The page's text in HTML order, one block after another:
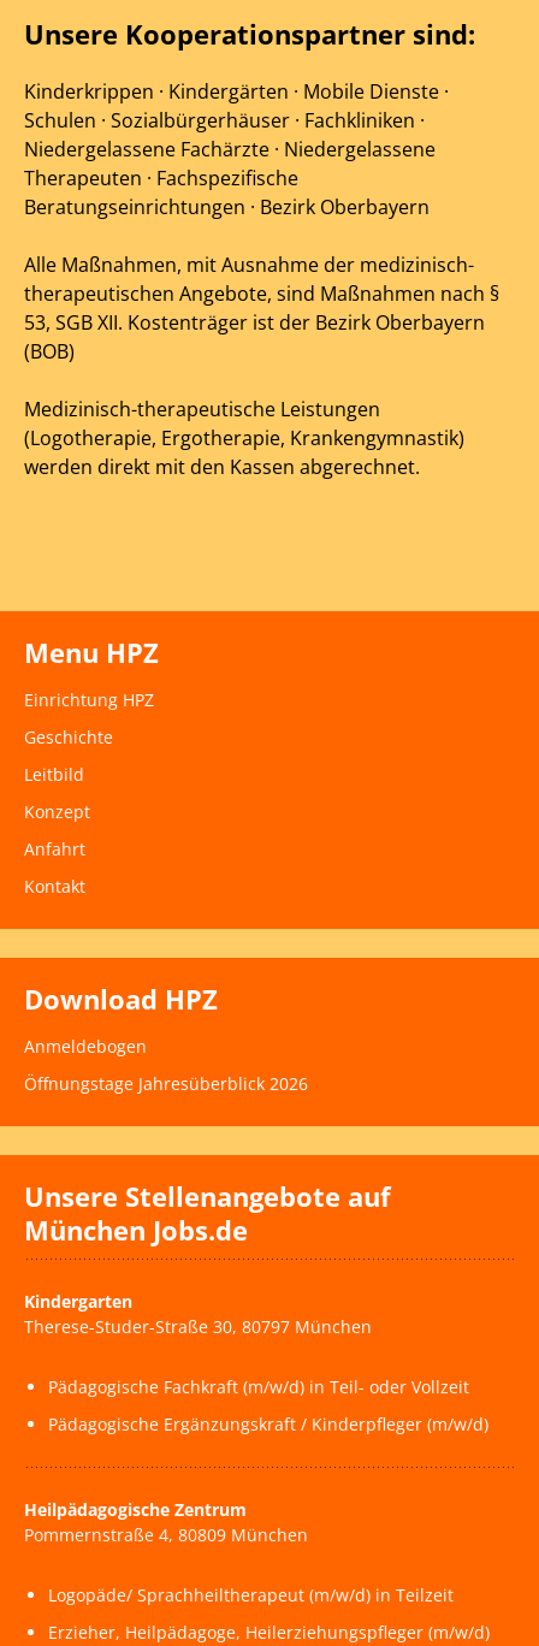
Unsere Kooperationspartner sind:
Kinderkrippen · Kindergärten · Mobile Dienste ·
Schulen · Sozialbürgerhäuser · Fachkliniken ·
Niedergelassene Fachärzte · Niedergelassene
Therapeuten · Fachspezifische
Beratungseinrichtungen · Bezirk Oberbayern
Alle Maßnahmen, mit Ausnahme der medizinisch-
therapeutischen Angebote, sind Maßnahmen nach §
53, SGB XII. Kostenträger ist der Bezirk Oberbayern
(BOB)
Medizinisch-therapeutische Leistungen
(Logotherapie, Ergotherapie, Krankengymnastik)
werden direkt mit den Kassen abgerechnet.
Menu HPZ
Einrichtung HPZ
Geschichte
Leitbild
Konzept
Anfahrt
Kontakt
Download HPZ
Anmeldebogen
Öffnungstage Jahresüberblick 2026
Unsere Stellenangebote auf
München Jobs.de
Kindergarten
Therese-Studer-Straße 30, 80797 München
Pädagogische Fachkraft (m/w/d) in Teil- oder Vollzeit
Pädagogische Ergänzungskraft / Kinderpfleger (m/w/d)
Heilpädagogische Zentrum
Pommernstraße 4, 80809 München
Logopäde/ Sprachheiltherapeut (m/w/d) in Teilzeit
Erzieher, Heilpädagoge, Heilerziehungspfleger (m/w/d)